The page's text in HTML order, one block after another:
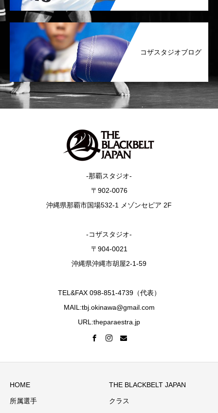
コザスタジオブログ
-那覇スタジオ-
〒902-0076
沖縄県那覇市国場532-1 メゾンセピア 2F
-コザスタジオ-
〒904-0021
沖縄県沖縄市胡屋2-1-59
TEL&FAX 098-851-4739（代表）
MAIL:tbj.okinawa@gmail.com
URL:theparaestra.jp
HOME THE BLACKBELT JAPAN
所属選手 クラス